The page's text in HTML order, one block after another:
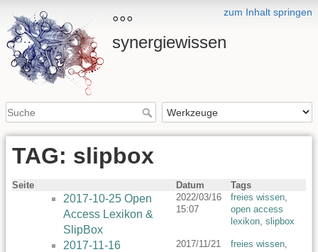
zum Inhalt springen
°°°
synergiewissen
TAG: slipbox
Seite Datum Tags
2017-10-25 Open
Access Lexikon &
SlipBox
2022/03/16
15:07
freies wissen,
open access
lexikon, slipbox
2017-11-16
2017/11/21
freies wissen,